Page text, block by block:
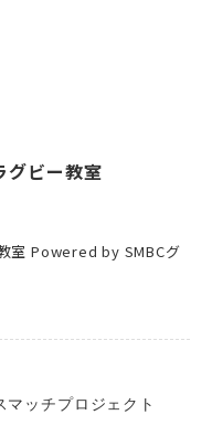
ビー教室
室 Powered by SMBCグ